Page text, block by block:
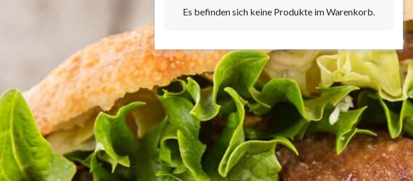
Es befinden sich keine Produkte im Warenkorb.